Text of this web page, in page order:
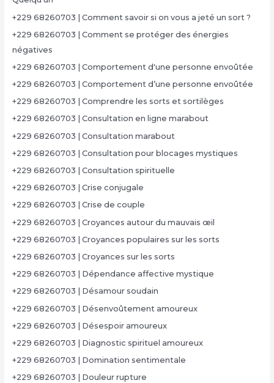
+229 68260703 | Comment savoir si on vous a jeté un sort ?
+229 68260703 | Comment se protéger des énergies
négatives
+229 68260703 | Comportement d'une personne envoûtée
+229 68260703 | Comportement d’une personne envoûtée
+229 68260703 | Comprendre les sorts et sortilèges
+229 68260703 | Consultation en ligne marabout
+229 68260703 | Consultation marabout
+229 68260703 | Consultation pour blocages mystiques
+229 68260703 | Consultation spirituelle
+229 68260703 | Crise conjugale
+229 68260703 | Crise de couple
+229 68260703 | Croyances autour du mauvais œil
+229 68260703 | Croyances populaires sur les sorts
+229 68260703 | Croyances sur les sorts
+229 68260703 | Dépendance affective mystique
+229 68260703 | Désamour soudain
+229 68260703 | Désenvoûtement amoureux
+229 68260703 | Désespoir amoureux
+229 68260703 | Diagnostic spirituel amoureux
+229 68260703 | Domination sentimentale
+229 68260703 | Douleur rupture